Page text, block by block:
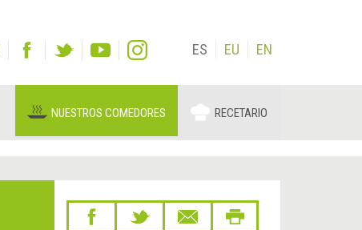
ES EU EN
NUESTROS COMEDORES RECETARIO